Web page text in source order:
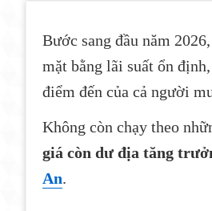
Bước sang đầu năm
mặt bằng lãi suất ổn
điểm đến của cả người
Không còn chạy theo
giá còn dư địa tăng
An.